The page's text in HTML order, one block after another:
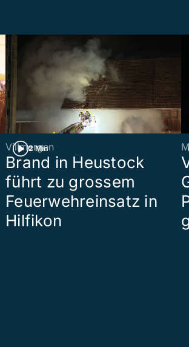
2 Min
Villmergen
Brand in Heustock
führt zu grossem
Feuerwehreinsatz in
Hilfikon